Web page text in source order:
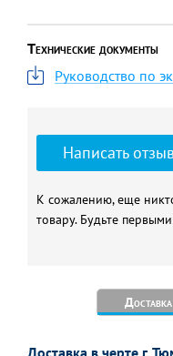
Технические документы
Руководство по
Написать отзыв
К сожалению, еще
товару. Будьте
Доставка
Доставка в черте г.